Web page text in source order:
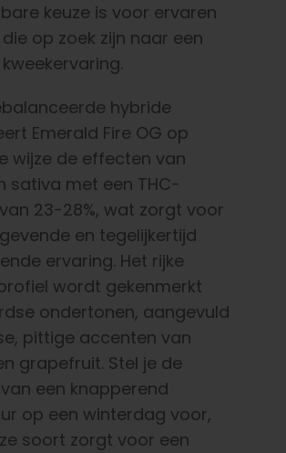
keuze is voor ervaren
op zoek zijn naar een
hybride
Emerald Fire OG op
wijze de effecten van
sativa met een THC-
23-28%, wat zorgt voor
en tegelijkertijd
ervaring. Het rijke
wordt gekenmerkt
ondertonen, aangevuld
pittige accenten van
grapefruit. Stel je de
een knapperend
op een winterdag voor,
soort zorgt voor een